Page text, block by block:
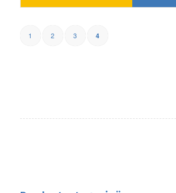
1 2 3 4